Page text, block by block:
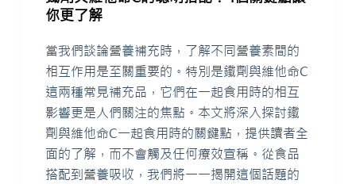
你更了解
當我們談論營養補充時，了解不同營養素間的
相互作用是至關重要的。特別是鐵劑與維他命C
這兩種常見補充品，它們在一起食用時的相互
影響更是人們關注的焦點。本文將深入探討鐵
劑與維他命C一起食用時的關鍵點，提供讀者全
面的了解，而不會觸及任何療效宣稱。從食品
搭配到營養吸收，我們將一一揭開這個話題的